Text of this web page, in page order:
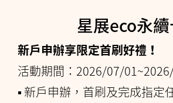
星展eco永
新戶申辦享限定首刷好禮！
活動期間：2026/07/
▪ 新戶申辦，首刷及完成指定